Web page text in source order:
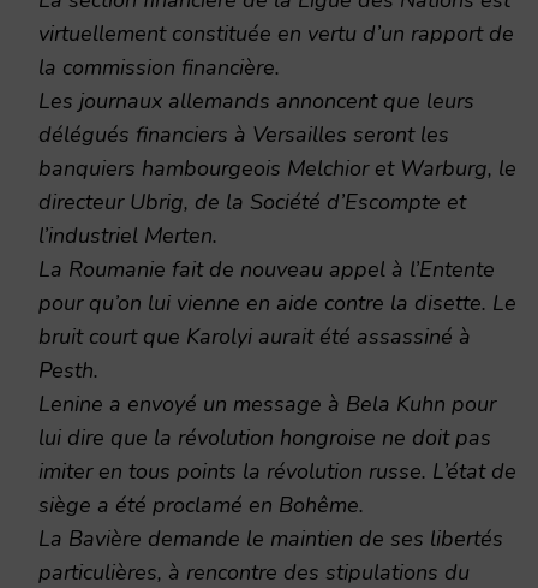
virtuellement constituée en vertu d’un rapport de
la commission financière.
Les journaux allemands annoncent que leurs
délégués financiers à Versailles seront les
banquiers hambourgeois Melchior et Warburg, le
directeur Ubrig, de la Société d’Escompte et
l’industriel Merten.
La Roumanie fait de nouveau appel à l’Entente
pour qu’on lui vienne en aide contre la disette. Le
bruit court que Karolyi aurait été assassiné à
Pesth.
Lenine a envoyé un message à Bela Kuhn pour
lui dire que la révolution hongroise ne doit pas
imiter en tous points la révolution russe. L’état de
siège a été proclamé en Bohême.
La Bavière demande le maintien de ses libertés
particulières, à rencontre des stipulations du